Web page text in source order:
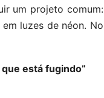
um projeto comum:
luzes de néon. No
está fugindo”